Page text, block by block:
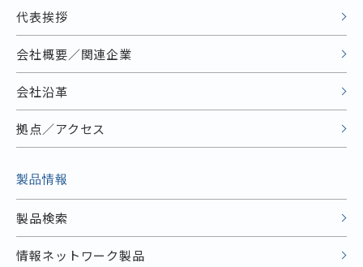
代表挨拶
会社概要／関連企業
会社沿革
拠点／アクセス
製品情報
製品検索
情報ネットワーク製品